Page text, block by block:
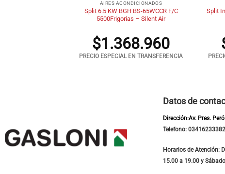
AIRES ACONDICIONADOS
Split 6.5 KW BGH BS-65WCCR F/C
5500Frigorias – Silent Air
$1.368.960
PRECIO ESPECIAL EN TRANSFERENCIA
Split
Datos de
Dirección:Av. Pres.
Telefono: 03416233382
Horarios de Atención:
15.00 a 19.00 y